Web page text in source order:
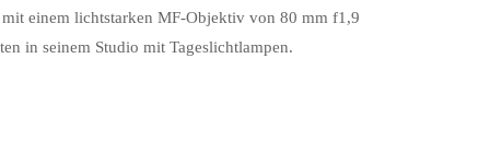
einem lichtstarken MF-Objektiv von 80 mm f1,9
in seinem Studio mit Tageslichtlampen.